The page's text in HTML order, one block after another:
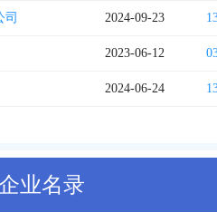
2024-09-23
2023-06-12
2024-06-24
业名录